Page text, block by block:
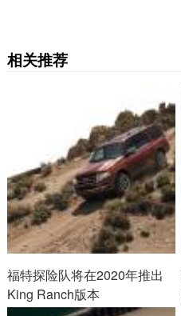
相关推荐
福特探险队将在2020年推出
King Ranch版本